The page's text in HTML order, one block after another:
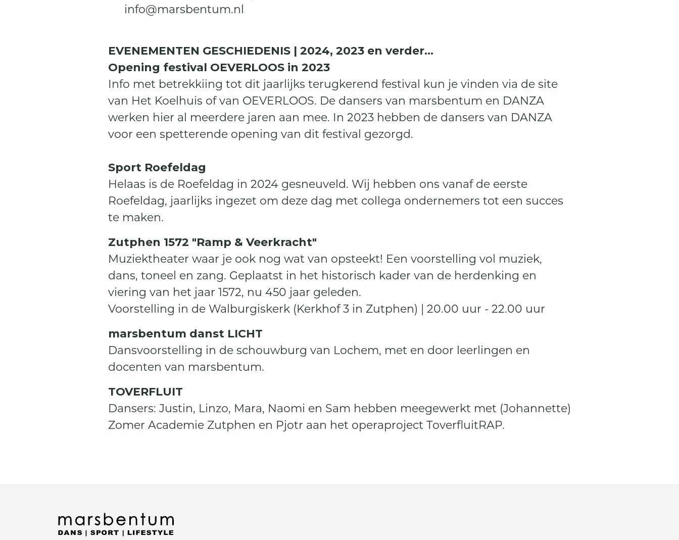
info@marsbentum.nl
EVENEMENTEN GESCHIEDENIS | 2024, 2023 en verder...
Opening festival OEVERLOOS in 2023
Info met betrekkiing tot dit jaarlijks terugkerend festival kun je vinden via de site
van Het Koelhuis of van OEVERLOOS. De dansers van marsbentum en DANZA
werken hier al meerdere jaren aan mee. In 2023 hebben de dansers van DANZA
voor een spetterende opening van dit festival gezorgd.
Sport Roefeldag
Helaas is de Roefeldag in 2024 gesneuveld. Wij hebben ons vanaf de eerste
Roefeldag, jaarlijks ingezet om deze dag met collega ondernemers tot een succes
te maken.
Zutphen 1572 "Ramp & Veerkracht"
Muziektheater waar je ook nog wat van opsteekt! Een voorstelling vol muziek,
dans, toneel en zang. Geplaatst in het historisch kader van de herdenking en
viering van het jaar 1572, nu 450 jaar geleden.
Voorstelling in de Walburgiskerk (Kerkhof 3 in Zutphen) | 20.00 uur - 22.00 uur
marsbentum danst LICHT
Dansvoorstelling in de schouwburg van Lochem, met en door leerlingen en
docenten van marsbentum.
TOVERFLUIT
Dansers: Justin, Linzo, Mara, Naomi en Sam hebben meegewerkt met (Johannette)
Zomer Academie Zutphen en Pjotr aan het operaproject ToverfluitRAP.